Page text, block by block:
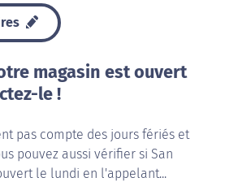
magasin est ouvert
le !
pas compte des jours fériés et
pouvez aussi vérifier si San
le lundi en l'appelant...